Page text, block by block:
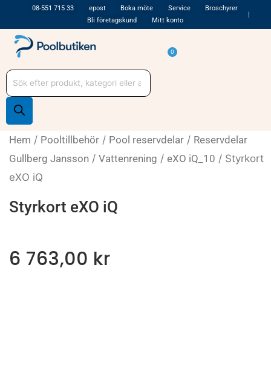
till
innehåll
08-551 715 33 epost Boka möte Service
Broschyrer
Bli företagskund
Mitt konto
0
Varukorg
Produktsökning
Hem / Pooltillbehör / Pool reservdelar / Reservdelar
Gullberg Jansson / Vattenrening / eXO iQ_10 / Styrkort
eXO iQ
Styrkort eXO iQ
6 763,00 kr